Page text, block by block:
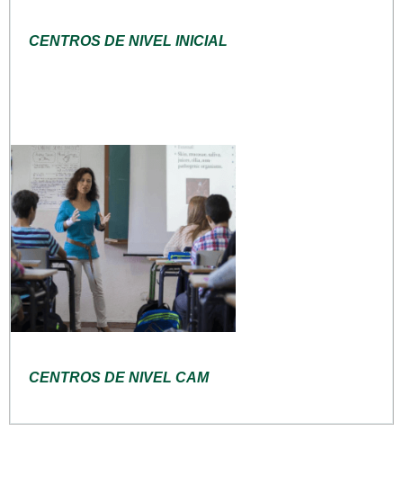
CENTROS DE NIVEL INICIAL
CENTROS DE NIVEL CAM